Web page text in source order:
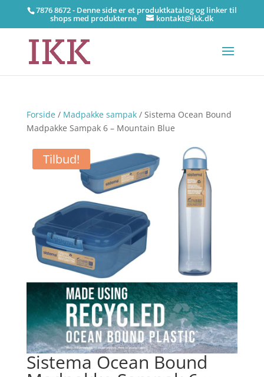
7876 8672 - Denne side er et produktkatalog og linker til
shops med produkterne kontakt@ikk.dk
Forside/ Madpakke sampak/ Sistema Ocean Bound
Madpakke Sampak 6 – Mountain Blue
Tilbud!
Sistema Ocean Bound